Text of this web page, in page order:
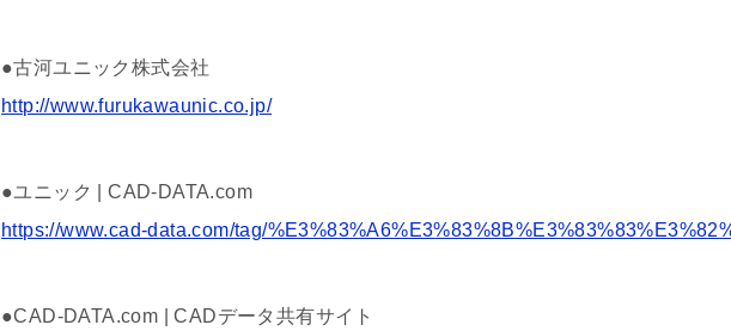
●古河ユニック株式会社
http://www.furukawaunic.co.jp/
●ユニック | CAD-DATA.com
https://www.cad-data.com/tag/
●CAD-DATA.com | CADデータ共有サイト